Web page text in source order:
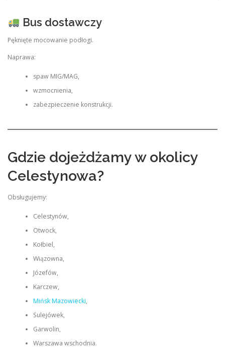
Bus dostawczy
Pęknięte mocowanie podłogi.
Naprawa:
spaw MIG/MAG,
wzmocnienia,
zabezpieczenie konstrukcji.
Gdzie dojeżdżamy w okolicy
Celestynowa?
Obsługujemy:
Celestynów,
Otwock,
Kołbiel,
Wiązowna,
Józefów,
Karczew,
Mińsk Mazowiecki,
Sulejówek,
Garwolin,
Warszawa wschodnia.